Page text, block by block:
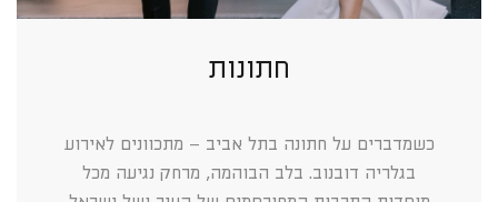
חתונות
כשמדברים על חתונה בתל אביב – מתכוונים לאירוע
בגלריה דובנוב. בלב הבוהמה, מרחק נגיעה מכל